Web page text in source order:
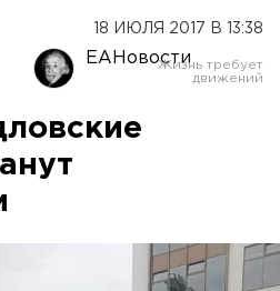
18 ИЮЛЯ 2017 В 13:38
ЕАНовости